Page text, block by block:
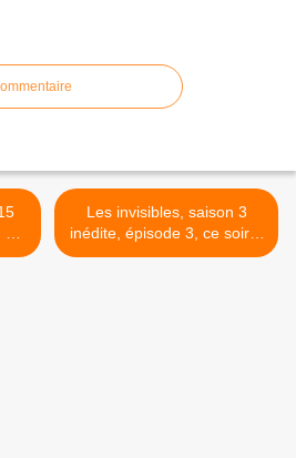
Les invisibles, saison 3
inédite, épisode 3, ce soir à
21h10 sur France 2 >